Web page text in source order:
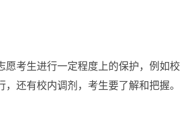
考生进行一定程度上的保护，例如校
还有校内调剂，考生要了解和把握。